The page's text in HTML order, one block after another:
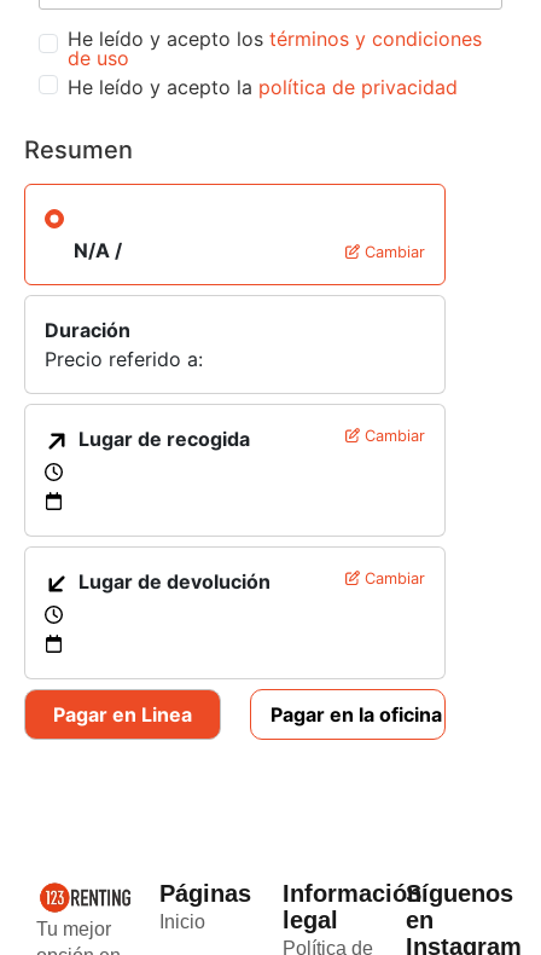
He leído y acepto los términos y condiciones
de uso
He leído y acepto la política de privacidad
Resumen
N/A / Cambiar
Duración
Precio referido a:
Lugar de recogida Cambiar
Lugar de devolución Cambiar
Pagar en Linea Pagar en la oficina
Tu mejor
Páginas
Inicio
Información
legal
Política de
Síguenos
en
Instagram